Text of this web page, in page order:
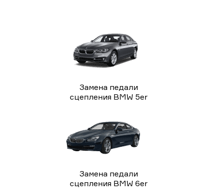
Замена педали
сцепления BMW 5er
Замена педали
сцепления BMW 6er